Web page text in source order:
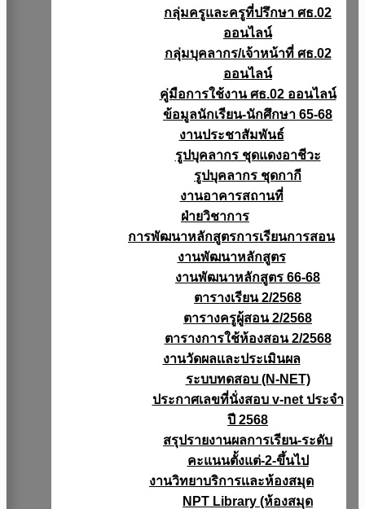
กลุ่มครูและครูที่ปรึกษา ศธ.02
ออนไลน์
กลุ่มบุคลากร/เจ้าหน้าที่ ศธ.02
ออนไลน์
คู่มือการใช้งาน ศธ.02 ออนไลน์
ข้อมูลนักเรียน-นักศึกษา 65-68
งานประชาสัมพันธ์
รูปบุคลากร ชุดแดงอาชีวะ
รูปบุคลากร ชุดกากี
งานอาคารสถานที่
ฝ่ายวิชาการ
การพัฒนาหลักสูตรการเรียนการสอน
งานพัฒนาหลักสูตร
งานพัฒนาหลักสูตร 66-68
ตารางเรียน 2/2568
ตารางครูผู้สอน 2/2568
ตารางการใช้ห้องสอน 2/2568
งานวัดผลเเละประเมินผล
ระบบทดสอบ (N-NET)
ประกาศเลขที่นั่งสอบ v-net ประจำ
ปี 2568
สรุปรายงานผลการเรียน-ระดับ
คะแนนตั้งแต่-2-ขึ้นไป
งานวิทยาบริการเเละห้องสมุด
NPT Library (ห้องสมุด